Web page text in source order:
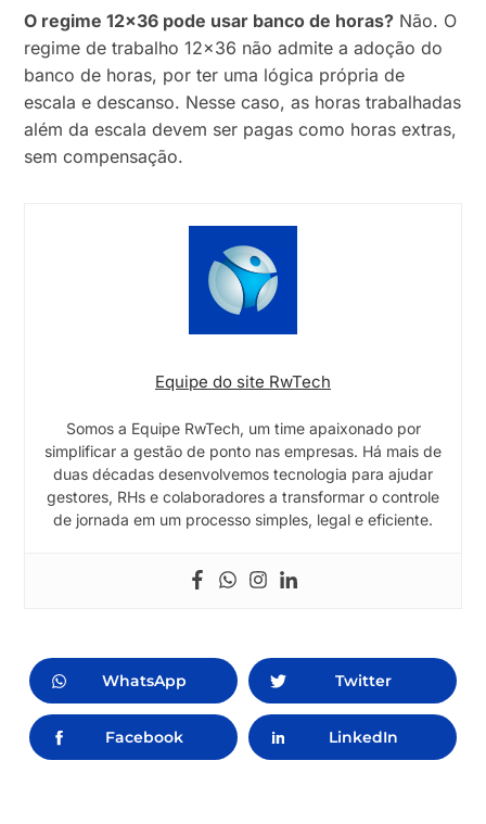
O regime 12×36 pode usar banco de horas? Não. O
regime de trabalho 12×36 não admite a adoção do
banco de horas, por ter uma lógica própria de
escala e descanso. Nesse caso, as horas trabalhadas
além da escala devem ser pagas como horas extras,
sem compensação.
Equipe do site RwTech
Somos a Equipe RwTech, um time apaixonado por
simplificar a gestão de ponto nas empresas. Há mais de
duas décadas desenvolvemos tecnologia para ajudar
gestores, RHs e colaboradores a transformar o controle
de jornada em um processo simples, legal e eficiente.
WhatsApp Twitter
Facebook LinkedIn